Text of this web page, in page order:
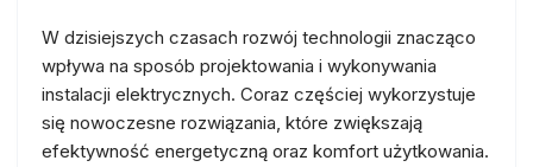
W dzisiejszych czasach rozwój technologii znacząco
wpływa na sposób projektowania i wykonywania
instalacji elektrycznych. Coraz częściej wykorzystuje
się nowoczesne rozwiązania, które zwiększają
efektywność energetyczną oraz komfort użytkowania.